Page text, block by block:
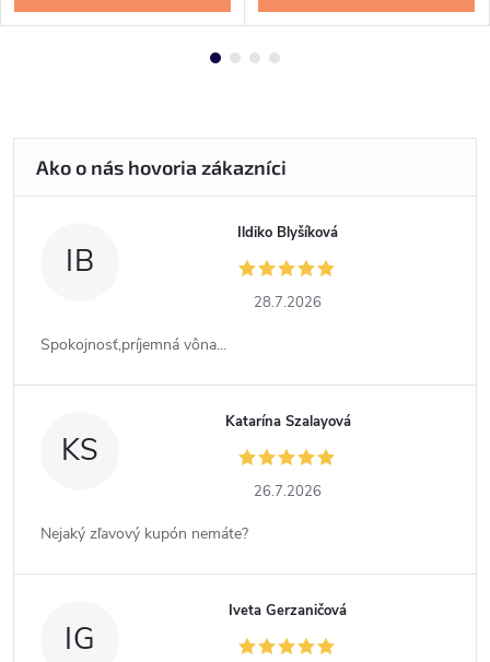
IB
Ildiko Blyšíková
28.7.2026
Spokojnosť,príjemná vôna...
KS
Katarína Szalayová
26.7.2026
Nejaký zľavový kupón nemáte?
IG
Iveta Gerzaničová